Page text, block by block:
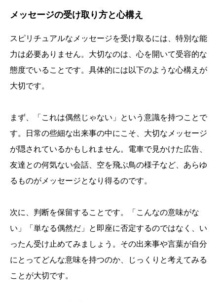
メッセージの受け取り方と心構え
スピリチュアルなメッセージを受け取るには、特別な能
力は必要ありません。大切なのは、心を開いて受容的な
態度でいることです。具体的には以下のような心構えが
大切です。
まず、「これは偶然じゃない」という意識を持つことで
す。日常の些細な出来事の中にこそ、大切なメッセージ
が隠されているかもしれません。電車で見かけた広告、
友達との何気ない会話、空を飛ぶ鳥の様子など、あらゆ
るものがメッセージとなり得るのです。
次に、判断を保留することです。「こんなの意味がな
い」「単なる偶然だ」と即座に否定するのではなく、い
ったん受け止めてみましょう。その出来事や言葉が自分
にとってどんな意味を持つのか、じっくりと考えてみる
ことが大切です。